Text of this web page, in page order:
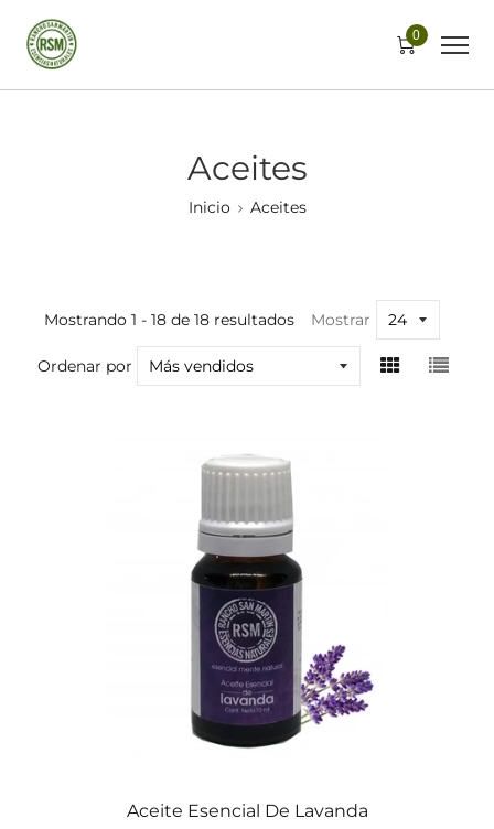
0
Aceites
Inicio Aceites
Mostrando 1 - 18 de 18 resultados Mostrar
Ordenar por
Aceite Esencial De Lavanda